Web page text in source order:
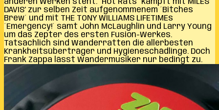
DAVIS’ zur selben Zeit aufgenommenem ´Bitches
Brew´ und mit THE TONY WILLIAMS LIFETIMEs
´Emergency!´ samt John McLaughlin und Larry Young
um das Zepter des ersten Fusion-Werkes.
Tatsächlich sind Wanderratten die allerbesten
Krankheitsüberträger und Hygieneschädlinge. Doch
Frank Zappa lässt Wandermusiker nur bedingt zu.